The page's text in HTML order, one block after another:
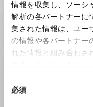
情報を収集し、ソーシ
解析の各パートナーに
集された情報は、ユー
の情報や各パートナー
れた情報と組み合わさ
必須
また、三船は写真家と
真展示とライブを融合
2025年秋には、2年ぶ
リリース予定、さらに
る。
https://